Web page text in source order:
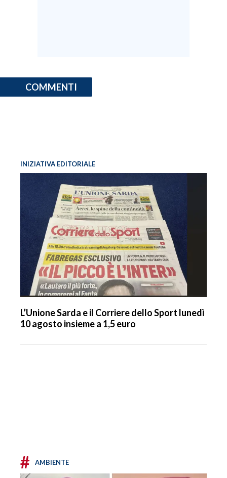
COMMENTI
INIZIATIVA EDITORIALE
L’Unione Sarda e il Corriere dello Sport lunedì
10 agosto insieme a 1,5 euro
# AMBIENTE